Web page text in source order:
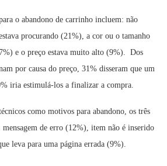
o abandono de carrinho incluem: não
procurando (21%), a cor ou o tamanho
e o preço estava muito alto (9%). Dos
por causa do preço, 31% disseram que um
iria estimulá-los a finalizar a compra.
como motivos para abandono, os três
de erro (12%), item não é inserido
leva para uma página errada (9%).